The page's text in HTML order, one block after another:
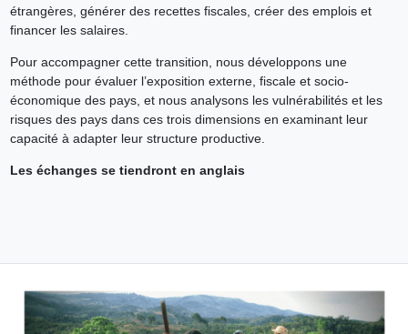
étrangères, générer des recettes fiscales, créer des emplois et
financer les salaires.
Pour accompagner cette transition, nous développons une
méthode pour évaluer l’exposition externe, fiscale et socio-
économique des pays, et nous analysons les vulnérabilités et les
risques des pays dans ces trois dimensions en examinant leur
capacité à adapter leur structure productive.
Les échanges se tiendront en anglais